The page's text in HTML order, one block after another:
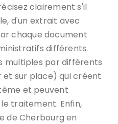
clairement s'il
d'un extrait avec
chaque document
différents.
multiples par différents
et sur place) qui créent
et peuvent
traitement. Enfin,
de Cherbourg en